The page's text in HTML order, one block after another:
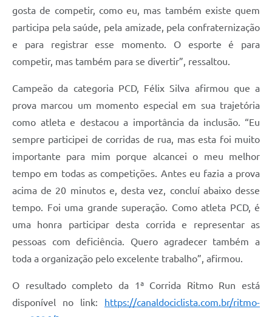
gosta de competir, como eu, mas também existe quem
participa pela saúde, pela amizade, pela confraternização
e para registrar esse momento. O esporte é para
competir, mas também para se divertir”, ressaltou.
Campeão da categoria PCD, Félix Silva afirmou que a
prova marcou um momento especial em sua trajetória
como atleta e destacou a importância da inclusão. “Eu
sempre participei de corridas de rua, mas esta foi muito
importante para mim porque alcancei o meu melhor
tempo em todas as competições. Antes eu fazia a prova
acima de 20 minutos e, desta vez, concluí abaixo desse
tempo. Foi uma grande superação. Como atleta PCD, é
uma honra participar desta corrida e representar as
pessoas com deficiência. Quero agradecer também a
toda a organização pelo excelente trabalho”, afirmou.
O resultado completo da 1ª Corrida Ritmo Run está
disponível no link: https://canaldociclista.com.br/ritmo-